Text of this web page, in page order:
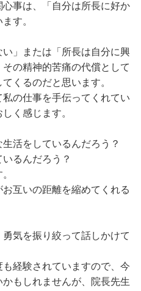
事は、「自分は所長に好か
す。
い」または「所長は自分に興
の精神的苦痛の代償として
くるのだと思います。
私の仕事を手伝ってくれてい
く感じます。
活をしているんだろう？
るんだろう？
互いの距離を縮めてくれる
気を振り絞って話しかけて
経験されていますので、今
もしれませんが、院長先生